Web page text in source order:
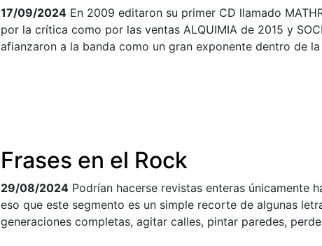
17/09/2024 En 2009 editaron su primer CD llamado
por la crítica como por las ventas ALQUIMIA de 2015 y
afianzaron a la banda como un gran exponente dentro de
Frases en el Rock
29/08/2024 Podrían hacerse revistas enteras únicamente
eso que este segmento es un simple recorte de algunas
generaciones completas, agitar calles, pintar paredes,